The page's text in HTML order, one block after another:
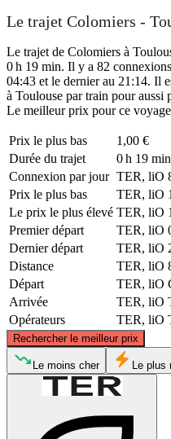
Le trajet Colomiers -
Le trajet de Colomiers à
0 h 19 min. Il y a 82
04:43 et le dernier au 21:14. Il
à Toulouse par train pour aussi
Le meilleur prix pour ce
Prix ​​le plus bas
1,00 €
Durée du trajet
0 h 19 min
Connexion par jour TER, liO
Prix ​​le plus bas
TER, liO
Le prix le plus élevé TER, liO
Premier départ
TER, liO
Dernier départ
TER, liO
Distance
TER, liO
Départ
TER, liO
Arrivée
TER, liO
Opérateurs
TER, liO
Rechercher le meilleur prix
Colomiers
Le moins cher Le plus